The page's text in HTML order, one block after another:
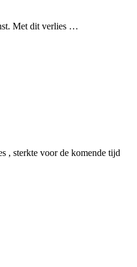
Met dit verlies …
, sterkte voor de komende tijd